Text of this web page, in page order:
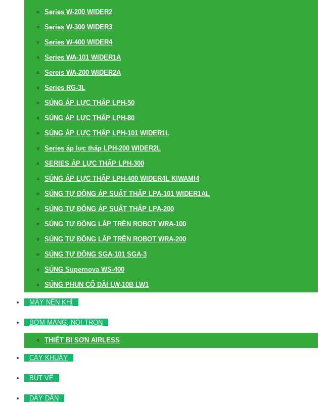
Series W-200 WIDER2
Series W-300 WIDER3
Series W-400 WIDER4
Series WA-101 WIDER1A
Sereis WA-200 WIDER2A
Series RG-3L
SÚNG ÁP LỰC THẤP LPH-50
SÚNG ÁP LỰC THẤP LPH-80
SÚNG ÁP LỰC THẤP LPH-101 WIDER1L
Series áp lực thấp LPH-200 WIDER2L
SERIES ÁP LỰC THẤP LPH-300
SÚNG ÁP LỰC THẤP LPH-400 WIDER4L KIWAMI4
SÚNG TỰ ĐỘNG ÁP SUẤT THẤP LPA-101 WIDER1AL
SÚNG TỰ ĐỘNG ÁP SUẤT THẤP LPA-200
SÚNG TỰ ĐỘNG LẮP TRÊN ROBOT WRA-100
SÚNG TỰ ĐỘNG LẮP TRÊN ROBOT WRA-200
SÚNG TỰ ĐỘNG SGA-101 SGA-3
SÚNG Supernova WS-400
SÚNG PHUN CỔ DÀI LW-10B LW1
MÁY NÉN KHÍ
BƠM MÀNG, NỒI TRỘN
THIẾT BỊ SƠN AIRLESS
CÂY KHUẤY
BÚT VẼ
DÂY DẪN